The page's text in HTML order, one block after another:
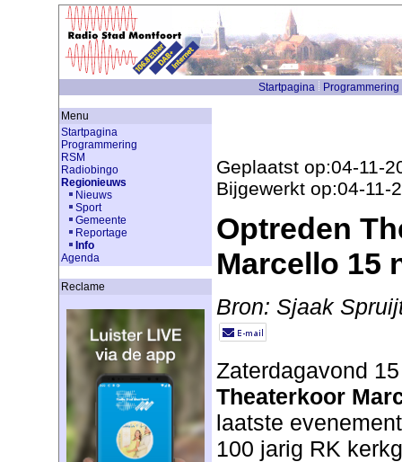
Startpagina Programmering
Menu
Startpagina
Programmering
RSM
Radiobingo
Regionieuws
Nieuws
Sport
Gemeente
Reportage
Info
Agenda
Reclame
Geplaatst op:04-11-
Bijgewerkt op:04-11-
Optreden
Marcello 15
Bron: Sjaak
Zaterdagavond
Theaterkoor
laatste
100 jarig RK